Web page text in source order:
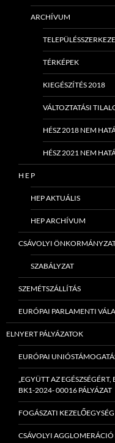
ARCHÍVUM
TÉRKÉPEK
KIEGÉSZÍTÉS 2018
VÁLTOZTATÁSI
HÉSZ 2018 NEM
HÉSZ 2021 NEM
H E P
HEP AKTUÁLIS
HEP ARCHÍVUM
CSÁVOLYI
SZABÁLYZAT
SZEMÉTSZÁLLÍTÁS
EURÓPAI PARLAMENTI
ELNYERT PÁLYÁZATOK
EURÓPAI
„EGYÜTT AZ
BK1-2024- 00016 PÁLYÁZAT
FOGÁSZATI
CSÁVOLYI AGGLOMERÁCIÓ